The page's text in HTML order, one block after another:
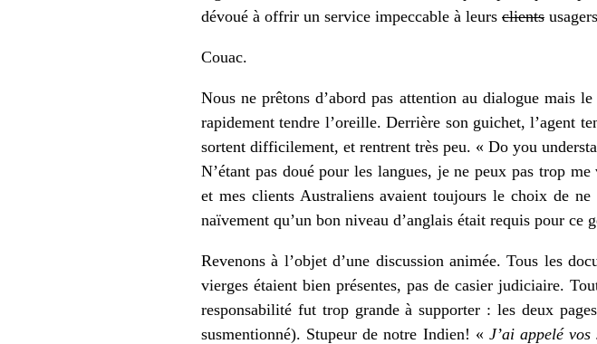
dévoué à offrir un service impeccable à leurs clients
Couac.
Nous ne prêtons d’abord pas attention au dialogue mais
rapidement tendre l’oreille. Derrière son guichet, l’agent
sortent difficilement, et rentrent très peu. « Do you
N’étant pas doué pour les langues, je ne peux pas trop
et mes clients Australiens avaient toujours le choix de
naïvement qu’un bon niveau d’anglais était requis pour ce
Revenons à l’objet d’une discussion animée. Tous les
vierges étaient bien présentes, pas de casier judiciaire.
responsabilité fut trop grande à supporter : les deux
susmentionné). Stupeur de notre Indien! « J’ai appelé